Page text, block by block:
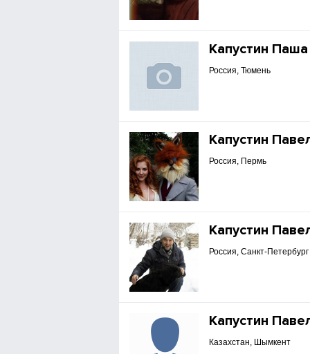
Капустин Паша
Россия, Тюмень
Капустин
Россия, Пермь
Капустин
Россия, Санкт-Петербург
Капустин
Казахстан, Шымкент